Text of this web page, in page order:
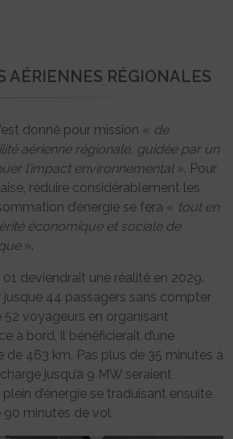
AÉRIENNES RÉGIONALES
donné pour mission « de
aérienne régionale, guidée par un
l’impact environnemental». Pour
réduire considérablement les
d’énergie se fera « tout en
économique et sociale de
».
deviendrait une réalité en 2029.
44 passagers sans compter
52 voyageurs en organisant
à bord, il bénéficierait d’une
de 463 km. Pas plus de 35 minutes à
jusqu’à 9 MW seraient
d’énergie se traduisant ensuite
minutes de vol.